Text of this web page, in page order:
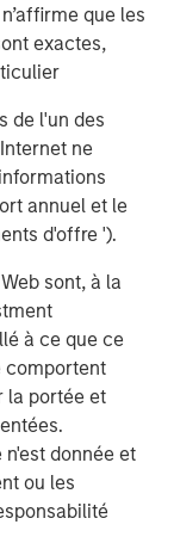
que les
exactes,
de l'un des
ne
annuel et le
d'offre ').
sont, à la
à ce que ce
comportent
la portée et
donnée et
ou les
troughing at
equity
either as a
has several
prior
exits and
US
in 2025,
accretive M&A
less
cost of
has fallen by
with scope
additional
interest
of return, and